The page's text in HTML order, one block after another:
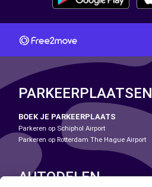
PARKEERPLAATSEN
BOEK JE PARKEERPLAATS
Parkeren op Schiphol Airport
Parkeren op Rotterdam The Hague Airport
AUTODELEN